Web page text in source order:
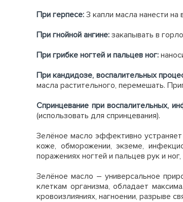
При герпесе: 3 капли масла нанести на
При гнойной ангине: закапывать в
При грибке ногтей и пальцев ног:
При кандидозе, воспалительных
масла растительного, перемешать.
Спринцевание при воспалительных,
(использовать для спринцевания).
Зелёное масло эффективно
коже, обморожении, экземе,
поражениях ногтей и пальцев рук и
Зелёное масло – универсальное
клеткам организма, обладает
кровоизлияниях, нагноении, разрыве